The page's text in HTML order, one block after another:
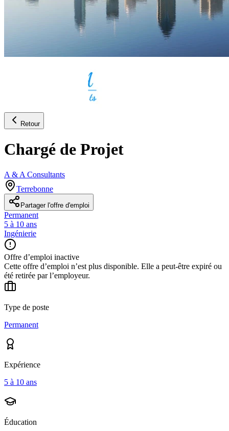
Retour
Chargé de Projet
A & A Consultants
Terrebonne
Partager l'offre d'emploi
Permanent
5 à 10 ans
Ingénierie
Offre d’emploi inactive
Cette offre d’emploi n’est plus disponible. Elle a peut-être expiré ou
été retirée par l’employeur.
Type de poste
Permanent
Expérience
5 à 10 ans
Éducation